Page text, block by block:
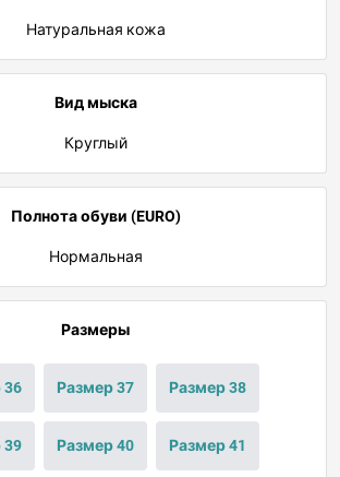
Натуральная кожа
Вид мыска
Круглый
Полнота обуви (EURO)
Нормальная
Размеры
36 Размер 37 Размер 38
39 Размер 40 Размер 41